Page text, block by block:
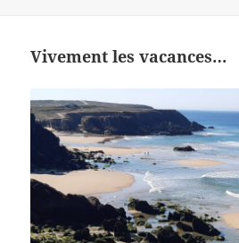
Vivement les vacances…